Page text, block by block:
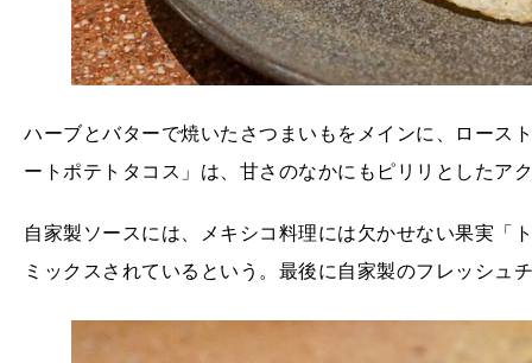
ハーブとバターで焼いたさつまいもをメインに、ロース
ートポテトタコス」は、甘さのなかにもピリリとしたア
自家製ソースには、メキシコ料理には欠かせない果実「
ミックスされているという。最後に自家製のフレッシュ